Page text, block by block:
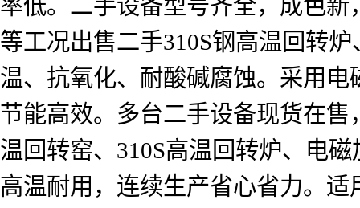
率低。二手设备型号齐全，成色
等工况出售二手310S钢高温回转
温、抗氧化、耐酸碱腐蚀。采用
节能高效。多台二手设备现货在
温回转窑、310S高温回转炉、电
高温耐用，连续生产省心省力。